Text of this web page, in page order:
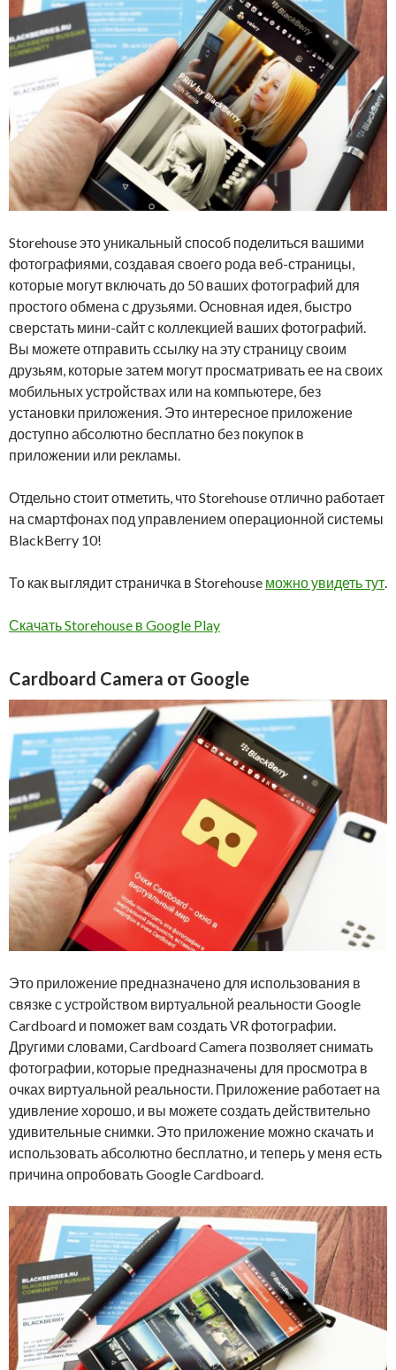
Storehouse это уникальный способ поделиться вашими
фотографиями, создавая своего рода веб-страницы,
которые могут включать до 50 ваших фотографий для
простого обмена с друзьями. Основная идея, быстро
сверстать мини-сайт с коллекцией ваших фотографий.
Вы можете отправить ссылку на эту страницу своим
друзьям, которые затем могут просматривать ее на своих
мобильных устройствах или на компьютере, без
установки приложения. Это интересное приложение
доступно абсолютно бесплатно без покупок в
приложении или рекламы.
Отдельно стоит отметить, что Storehouse отлично работает
на смартфонах под управлением операционной системы
BlackBerry 10!
То как выглядит страничка в Storehouse можно увидеть тут
Скачать Storehouse в Google Play
Cardboard Camera от Google
Это приложение предназначено для использования в
связке с устройством виртуальной реальности Google
Cardboard и поможет вам создать VR фотографии.
Другими словами, Cardboard Camera позволяет снимать
фотографии, которые предназначены для просмотра в
очках виртуальной реальности. Приложение работает на
удивление хорошо, и вы можете создать действительно
удивительные снимки. Это приложение можно скачать и
использовать абсолютно бесплатно, и теперь у меня есть
причина опробовать Google Cardboard.